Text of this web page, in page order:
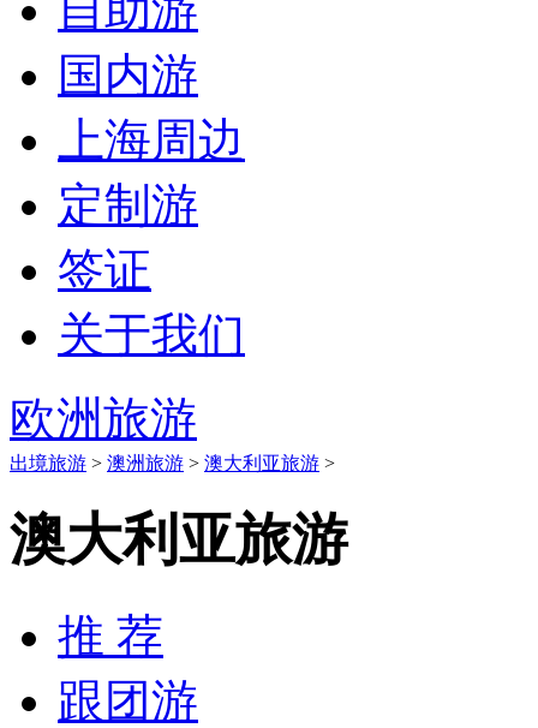
国内游
上海周边
定制游
签证
关于我们
欧洲旅游
出境旅游 > 澳洲旅游 > 澳大利亚旅游 >
澳大利亚旅游
推 荐
跟团游